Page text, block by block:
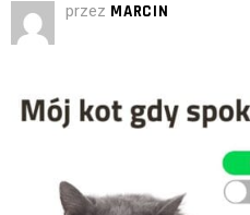
przez MARCIN